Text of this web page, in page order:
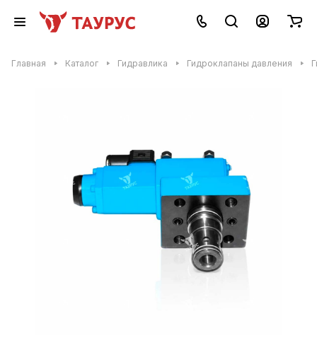
Главная Каталог Гидравлика Гидроклапаны давления